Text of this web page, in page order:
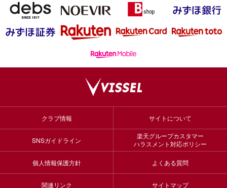
クラブ情報 サイトについて
SNSガイドライン
楽天グループカスタマー
ハラスメント対応ポリシー
個人情報保護方針 よくある質問
関連リンク サイトマップ